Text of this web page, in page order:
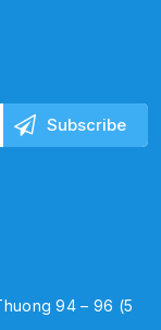
94 – 96 (5